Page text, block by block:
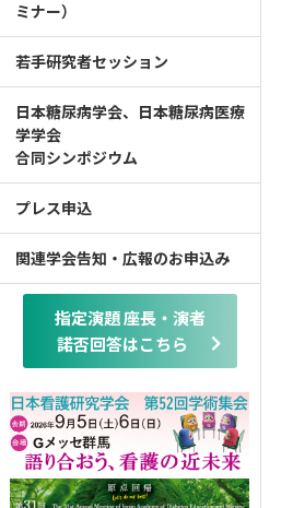
ミナー）
若手研究者セッション
日本糖尿病学会、日本糖尿病医療
学学会
合同シンポジウム
プレス申込
関連学会告知・広報のお申込み
指定演題 座長・演者
諾否回答はこちら